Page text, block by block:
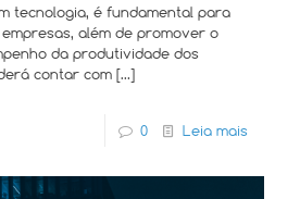
tecnologia, é fundamental para
além de promover o
da produtividade dos
contar com […]
0 Leia mais